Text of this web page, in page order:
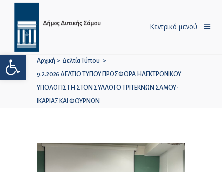
Ανοίξτε τη γραμμή εργαλείων
Κεντρικό μενού
Αρχική > Δελτία Τύπου >
9.2.2026 ΔΕΛΤΙΟ ΤΥΠΟΥ ΠΡΟΣΦΟΡΑ ΗΛΕΚΤΡΟΝΙΚΟΥ
ΥΠΟΛΟΓΙΣΤΗ ΣΤΟΝ ΣΥΛΛΟΓΟ ΤΡΙΤΕΚΝΩΝ ΣΑΜΟΥ-
ΙΚΑΡΙΑΣ ΚΑΙ ΦΟΥΡΝΩΝ